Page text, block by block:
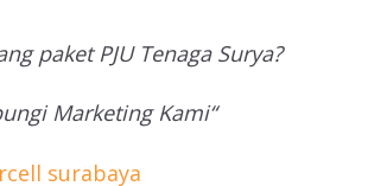
paket PJU Tenaga Surya?
Marketing Kami“